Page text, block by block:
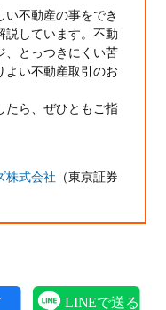
い不動産の事をでき
説しています。不動
、とっつきにくい苦
よい不動産取引のお
たら、ぜひともご指
株式会社 （東京証券